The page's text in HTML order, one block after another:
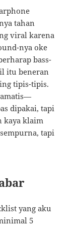
tahan
viral karena
nya oke
bass-
itu beneran
tipis-tipis.
dipakai, tapi
kaya klaim
tapi
yang aku
5